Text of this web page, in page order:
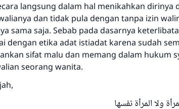
langsung dalam hal menikahkan dirinya
dan tidak pula dengan tanpa izin
sama saja. Sebab pada dasarnya
dengan etika adat istiadat karena sudah
sifat malu dan memang dalam hukum
seorang wanita.
ولا المرأة نفسها